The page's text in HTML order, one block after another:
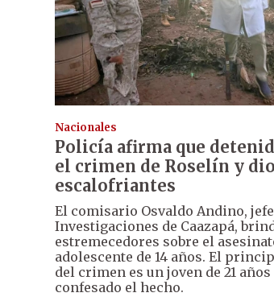
Nacionales
Policía afirma que
el crimen de Roselín y
escalofriantes
El comisario Osvaldo Andino,
Investigaciones de Caazapá,
estremecedores sobre el
adolescente de 14 años. El
del crimen es un joven de 21
confesado el hecho.